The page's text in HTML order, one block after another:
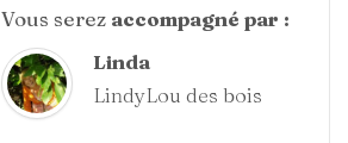
Vous serez accompagné par :
Linda
LindyLou des bois